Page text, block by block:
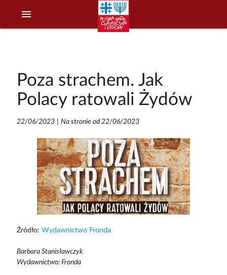
menu
Poza strachem. Jak
Polacy ratowali Żydów
22/06/2023| Na stronie od 22/06/2023
Źródło: Wydawnictwo Fronda
Barbara Stanisławczyk
Wydawnictwo: Fronda